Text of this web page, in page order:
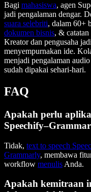
Bagi mahasiswa, agen
jadi pengalaman dengar.
suara selebriti, dalam 60+
dokumen bisnis, & catatan
Kreator dan pengusaha
menyempurnakan ide.
menjadi pengalaman
sudah dipakai sehari-hari.
FAQ
Apakah perlu
Tidak, text to speech
Grammarly, membawa
workflow menulis Anda.
Apakah kemitraan